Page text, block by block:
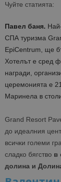
Чуйте статията:
Павел баня.
СПА туризма
EpiCentrum, ще
Хотелът е сред
награди,
церемонията е
Маринела в
Grand Resort
до идеалния
всички големи
сладко бягство в
долина и